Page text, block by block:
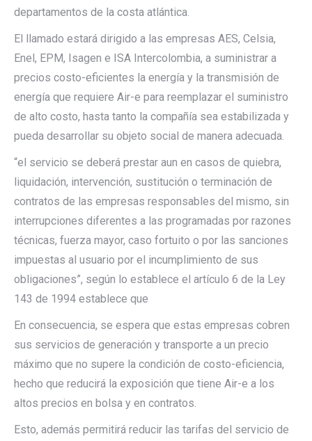
departamentos de la costa atlántica.
El llamado estará dirigido a las empresas AES, Celsia,
Enel, EPM, Isagen e ISA Intercolombia, a suministrar a
precios costo-eficientes la energía y la transmisión de
energía que requiere Air-e para reemplazar el suministro
de alto costo, hasta tanto la compañía sea estabilizada y
pueda desarrollar su objeto social de manera adecuada.
“el servicio se deberá prestar aun en casos de quiebra,
liquidación, intervención, sustitución o terminación de
contratos de las empresas responsables del mismo, sin
interrupciones diferentes a las programadas por razones
técnicas, fuerza mayor, caso fortuito o por las sanciones
impuestas al usuario por el incumplimiento de sus
obligaciones”, según lo establece el artículo 6 de la Ley
143 de 1994 establece que
En consecuencia, se espera que estas empresas cobren
sus servicios de generación y transporte a un precio
máximo que no supere la condición de costo-eficiencia,
hecho que reducirá la exposición que tiene Air-e a los
altos precios en bolsa y en contratos.
Esto, además permitirá reducir las tarifas del servicio de